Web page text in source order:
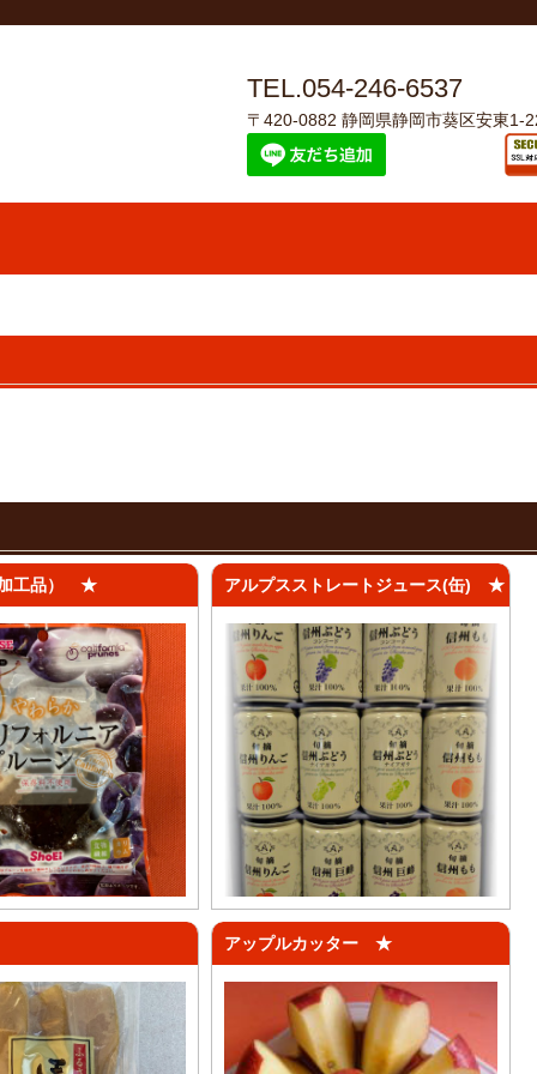
TEL.054-246-6537
〒420-0882 静岡県静岡市葵区安東1-
加工品） ★ アルプスストレートジュース(缶) ★
アップルカッター ★